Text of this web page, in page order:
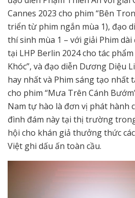
Cannes 2023 cho phim “Bên
triển từ phim ngắn mùa 1), đạo
thí sinh mùa 1 – với giải Phim
tại LHP Berlin 2024 cho tác
Khóc”, và đạo diễn Dương Diệu
hay nhất và Phim sáng tạo nhất
cho phim “Mưa Trên Cánh
Nam tự hào là đơn vị phát hành
đình đám này tại thị trường
hội cho khán giả thưởng thức
Việt ghi dấu ấn toàn cầu.